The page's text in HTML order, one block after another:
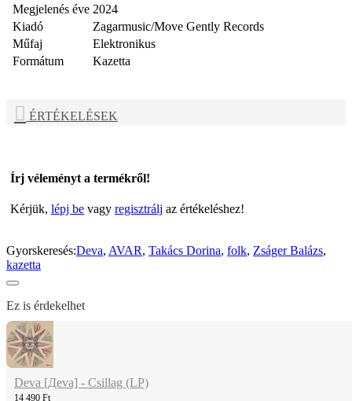
Megjelenés éve 2024
Kiadó
Zagarmusic/Move Gently Records
Műfaj
Elektronikus
Formátum
Kazetta
ÉRTÉKELÉSEK
Írj véleményt a termékről!
Kérjük, lépj be vagy regisztrálj az értékeléshez!
Gyorskeresés:Deva, AVAR, Takács Dorina, folk, Zságer Balázs,
kazetta
Ez is érdekelhet
Deva [Дeva] - Csillag (LP)
14 490 Ft